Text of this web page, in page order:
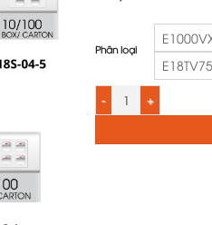
Phân loại